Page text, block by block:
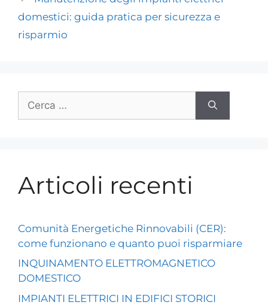
domestici: guida pratica per sicurezza e
risparmio
Articoli recenti
Comunità Energetiche Rinnovabili (CER):
come funzionano e quanto puoi risparmiare
INQUINAMENTO ELETTROMAGNETICO
DOMESTICO
IMPIANTI ELETTRICI IN EDIFICI STORICI